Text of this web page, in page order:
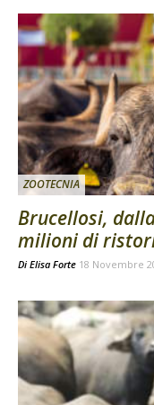
ZOOTECNIA
Brucellosi,
milioni di
Di Elisa Forte 18 Novembre